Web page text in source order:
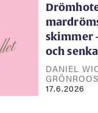
skimmer
och
DANIEL
GRÖNROOS
17.6.2026